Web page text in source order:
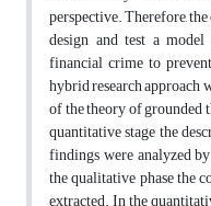
perspective. Therefore,
design and test a
financial crime to
hybrid research approach
of the theory of grounded
quantitative stage the
findings were analyzed
the qualitative phase the